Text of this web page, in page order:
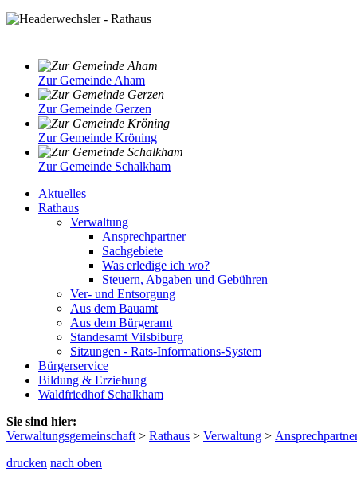
Zur Gemeinde Aham
Zur Gemeinde Gerzen
Zur Gemeinde Kröning
Zur Gemeinde Schalkham
Aktuelles
Rathaus
Verwaltung
Ansprechpartner
Sachgebiete
Was erledige ich wo?
Steuern, Abgaben und Gebühren
Ver- und Entsorgung
Aus dem Bauamt
Aus dem Bürgeramt
Standesamt Vilsbiburg
Sitzungen - Rats-Informations-System
Bürgerservice
Bildung & Erziehung
Waldfriedhof Schalkham
Sie sind hier:
Verwaltungsgemeinschaft > Rathaus > Verwaltung >
drucken nach oben